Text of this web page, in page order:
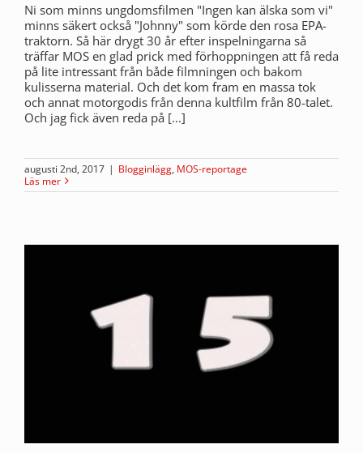
Ni som minns ungdomsfilmen "Ingen kan älska som vi"
minns säkert också "Johnny" som körde den rosa EPA-
traktorn. Så här drygt 30 år efter inspelningarna så
träffar MOS en glad prick med förhoppningen att få reda
på lite intressant från både filmningen och bakom
kulisserna material. Och det kom fram en massa tok
och annat motorgodis från denna kultfilm från 80-talet.
Och jag fick även reda på [...]
augusti 2nd, 2017 | Blogginlägg, MOS-reportage
Läs mer